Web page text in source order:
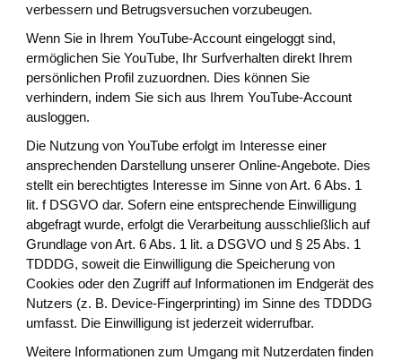
verbessern und Betrugsversuchen vorzubeugen.
Wenn Sie in Ihrem YouTube-Account eingeloggt sind,
ermöglichen Sie YouTube, Ihr Surfverhalten direkt Ihrem
persönlichen Profil zuzuordnen. Dies können Sie
verhindern, indem Sie sich aus Ihrem YouTube-Account
ausloggen.
Die Nutzung von YouTube erfolgt im Interesse einer
ansprechenden Darstellung unserer Online-Angebote. Dies
stellt ein berechtigtes Interesse im Sinne von Art. 6 Abs. 1
lit. f DSGVO dar. Sofern eine entsprechende Einwilligung
abgefragt wurde, erfolgt die Verarbeitung ausschließlich auf
Grundlage von Art. 6 Abs. 1 lit. a DSGVO und § 25 Abs. 1
TDDDG, soweit die Einwilligung die Speicherung von
Cookies oder den Zugriff auf Informationen im Endgerät des
Nutzers (z. B. Device-Fingerprinting) im Sinne des TDDDG
umfasst. Die Einwilligung ist jederzeit widerrufbar.
Weitere Informationen zum Umgang mit Nutzerdaten finden